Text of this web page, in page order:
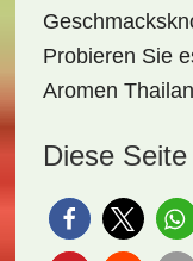
Probieren Sie
Aromen
Diese